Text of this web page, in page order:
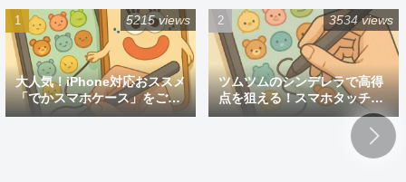
大人気！iPhone対応おススメ
「でかスマホケース」をご紹
介
5215 views
ツムツムのシンデレラで高得
点を狙える！スマホタッチペ
ン
3534 views